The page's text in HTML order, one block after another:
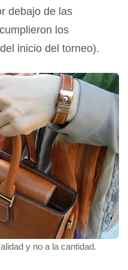
debajo de las
los
inicio del torneo).
y no a la cantidad.